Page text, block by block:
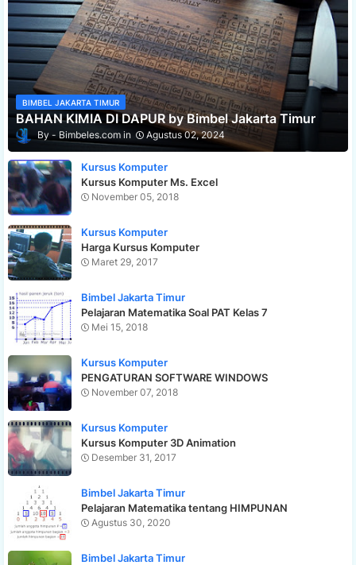
BIMBEL JAKARTA TIMUR
BAHAN KIMIA DI DAPUR by Bimbel Jakarta Timur
Bimbeles.com Agustus 02, 2024
Kursus Komputer
Kursus Komputer Ms. Excel
November 05, 2018
Kursus Komputer
Harga Kursus Komputer
Maret 29, 2017
Bimbel Jakarta Timur
Pelajaran Matematika Soal PAT Kelas 7
Mei 15, 2018
Kursus Komputer
PENGATURAN SOFTWARE WINDOWS
November 07, 2018
Kursus Komputer
Kursus Komputer 3D Animation
Desember 31, 2017
Bimbel Jakarta Timur
Pelajaran Matematika tentang HIMPUNAN
Agustus 30, 2020
Bimbel Jakarta Timur